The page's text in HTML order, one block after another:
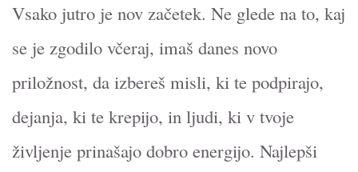
Vsako jutro je nov začetek. Ne glede na to, kaj
se je zgodilo včeraj, imaš danes novo
priložnost, da izbereš misli, ki te podpirajo,
dejanja, ki te krepijo, in ljudi, ki v tvoje
življenje prinašajo dobro energijo. Najlepši